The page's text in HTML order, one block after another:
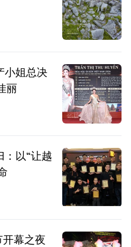
小姐总决
丽
：以“让越
幕之夜